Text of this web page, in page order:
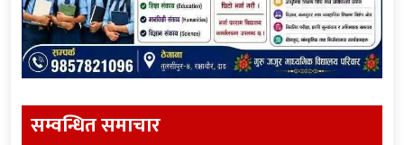
सम्वन्धित समाचार